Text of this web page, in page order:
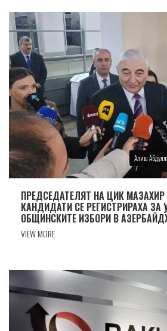
Алиш
ПРЕДСЕДАТЕЛЯТ НА ЦИК МАЗАХИР
КАНДИДАТИ СЕ РЕГИСТРИРАХА ЗА
ОБЩИНСКИТЕ ИЗБОРИ В
VIEW MORE